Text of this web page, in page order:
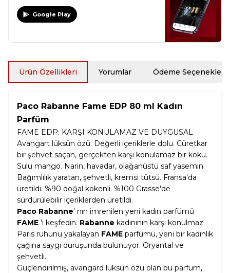
Google Play
Ürün Özellikleri Yorumlar Ödeme Seçenekleri
Paco Rabanne Fame EDP 80 ml Kadın
Parfüm
FAME EDP: KARŞI KONULAMAZ VE DUYGUSAL
Avangart lüksün özü. Değerli içeriklerle dolu. Cüretkar
bir şehvet saçan, gerçekten karşı konulamaz bir koku.
Sulu mango. Narin, havadar, olağanüstü saf yasemin.
Bağımlılık yaratan, şehvetli, kremsi tütsü. Fransa'da
üretildi. %90 doğal kökenli. %100 Grasse'de
sürdürülebilir içeriklerden üretildi.
Paco Rabanne' nın imrenilen yeni kadın parfümü
FAME 'i keşfedin. Rabanne kadınının karşı konulmaz
Paris ruhunu yakalayan FAME parfümü, yeni bir kadınlık
çağına saygı duruşunda bulunuyor. Oryantal ve
şehvetli.
Güçlendirilmiş, avangard lüksün özü olan bu parfüm,